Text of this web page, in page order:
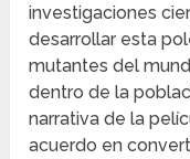
investigaciones
desarrollar esta
mutantes del
dentro de la
narrativa de la
acuerdo en